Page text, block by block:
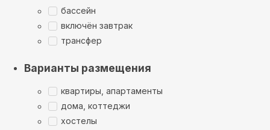
бассейн
включён завтрак
трансфер
Варианты размещения
квартиры, апартаменты
дома, коттеджи
хостелы